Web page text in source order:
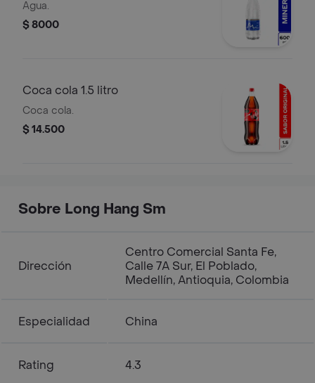
Agua.
$ 8000
Coca cola 1.5 litro
Coca cola.
$ 14.500
Sobre Long Hang Sm
Dirección
Centro Comercial Santa Fe,
Calle 7A Sur, El Poblado,
Medellín, Antioquia, Colombia
Especialidad China
Rating 4.3